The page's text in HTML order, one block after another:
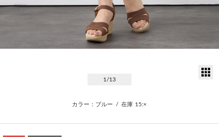
1 /13
カラー：ブルー / 在庫 15:×